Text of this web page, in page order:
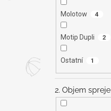
Molotow 4
Motip Dupli 2
Ostatní 1
2. Objem spreje